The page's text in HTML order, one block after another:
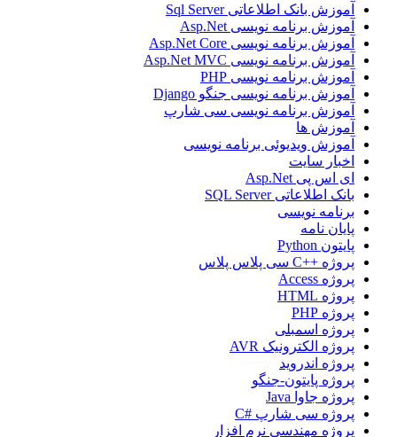
آموزش بانک اطلاعاتی Sql Server
آموزش برنامه نویسی Asp.Net
آموزش برنامه نویسی Asp.Net Core
آموزش برنامه نویسی Asp.Net MVC
آموزش برنامه نویسی PHP
آموزش برنامه نویسی جنگو Django
آموزش برنامه نویسی سی شارپ
آموزش ها
آموزش ویدیوئی برنامه نویسی
اخبار سایت
ای اس پی Asp.Net
بانک اطلاعاتی SQL Server
برنامه نویسی
پایان نامه
پایتون Python
پروژه ++C سی پلاس پلاس
پروژه Access
پروژه HTML
پروژه PHP
پروژه اسمبلی
پروژه الکترونیک AVR
پروژه اندروید
پروژه پایتون-جنگو
پروژه جاوا Java
پروژه سی شارپ #C
پروژه مهندسی نرم افزار